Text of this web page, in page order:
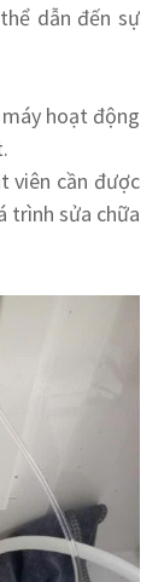
dẫn đến sự
hoạt động
viên cần được
trình sửa chữa